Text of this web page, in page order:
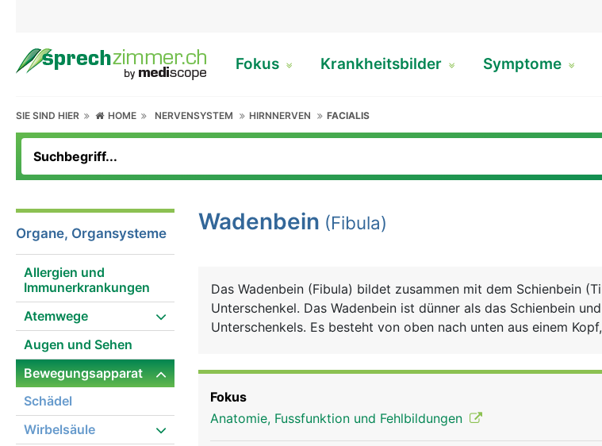
Fokus Krankheitsbilder Symptome
SIE SIND HIER HOME NERVENSYSTEM HIRNNERVEN FACIALIS
Organe, Organsysteme
Allergien und
Immunerkrankungen
Atemwege
Augen und Sehen
Bewegungsapparat
Schädel
Wirbelsäule
Wadenbein (Fibula)
Das Wadenbein (Fibula) bildet zusammen mit dem Schienbein
Unterschenkel. Das Wadenbein ist dünner als das Schienbein
Unterschenkels. Es besteht von oben nach unten aus einem
Fokus
Anatomie, Fussfunktion und Fehlbildungen